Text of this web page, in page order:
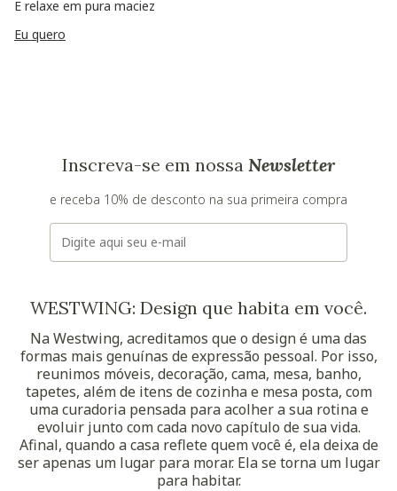
E relaxe em pura maciez
Eu quero
Inscreva-se em nossa Newsletter
e receba 10% de desconto na sua primeira compra
E-mail
WESTWING: Design que habita em você.
Na Westwing, acreditamos que o design é uma das
formas mais genuínas de expressão pessoal. Por isso,
reunimos móveis, decoração, cama, mesa, banho,
tapetes, além de itens de cozinha e mesa posta, com
uma curadoria pensada para acolher a sua rotina e
evoluir junto com cada novo capítulo de sua vida.
Afinal, quando a casa reflete quem você é, ela deixa de
ser apenas um lugar para morar. Ela se torna um lugar
para habitar.